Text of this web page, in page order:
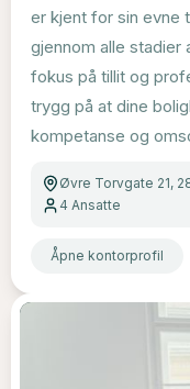
er kjent for sin evne
gjennom alle stadier
fokus på tillit og
trygg på at dine
kompetanse og
Øvre Torvgate 21,
4 Ansatte
Åpne kontorprofil